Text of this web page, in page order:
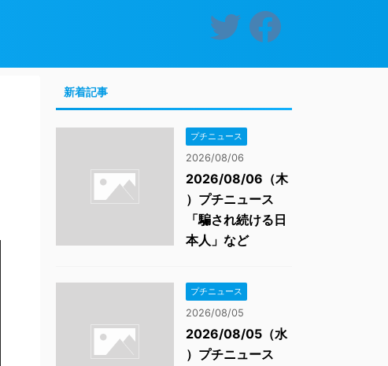
新着記事
プチニュース
2026/08/06
2026/08/06（木
）プチニュース
「騙され続ける日
本人」など
プチニュース
2026/08/05
2026/08/05（水
）プチニュース